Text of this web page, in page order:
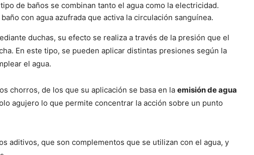
de baños se combinan tanto el agua como la electricidad.
baño con agua azufrada que activa la circulación sanguí­nea.
duchas, su efecto se realiza a través de la presión que el
En este tipo, se pueden aplicar distintas presiones según la
el agua.
chorros, de los que su aplicación se basa en la emisión de agua
agujero lo que permite concentrar la acción sobre un punto
aditivos, que son complementos que se utilizan con el agua, y